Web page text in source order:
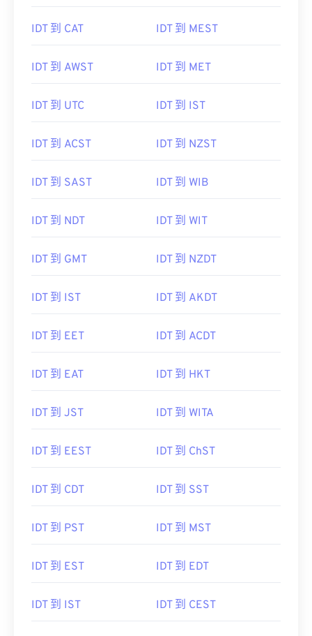
IDT 到 CAT IDT 到 MEST
IDT 到 AWST IDT 到 MET
IDT 到 UTC IDT 到 IST
IDT 到 ACST IDT 到 NZST
IDT 到 SAST IDT 到 WIB
IDT 到 NDT IDT 到 WIT
IDT 到 GMT IDT 到 NZDT
IDT 到 IST IDT 到 AKDT
IDT 到 EET IDT 到 ACDT
IDT 到 EAT IDT 到 HKT
IDT 到 JST IDT 到 WITA
IDT 到 EEST IDT 到 ChST
IDT 到 CDT IDT 到 SST
IDT 到 PST IDT 到 MST
IDT 到 EST IDT 到 EDT
IDT 到 IST IDT 到 CEST